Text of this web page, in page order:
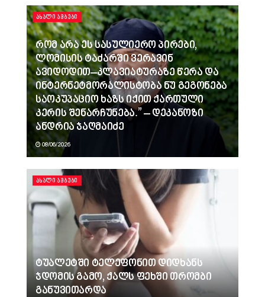
ᲐᲮᲐᲚᲘ ᲐᲛᲑᲔᲑᲘ
რომ არა ეს სასულიერო პირები,
ლომისის ტაძარში ვერავინ
ავიდოდით–კლავიატურაზე წერა და
ინტერნეტმორალისტობა ნუ გეგონება
საოკუპაციო ხაზს იქით ქართული
კერის შენარჩუნება.” – დეკანოზი
ანდრია ჯაღმაიძე
08/06/2026
ᲐᲮᲐᲚᲘ ᲐᲛᲑᲔᲑᲘ
ტუალეტში ტელეფონით დიდხანს
ჯდომის გამო, ქალს ფეხში თრომბი
განუვითარდა